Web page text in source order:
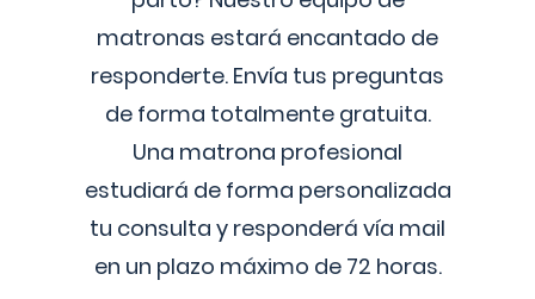
matronas estará encantado de
responderte. Envía tus preguntas
de forma totalmente gratuita.
Una matrona profesional
estudiará de forma personalizada
tu consulta y responderá vía mail
en un plazo máximo de 72 horas.